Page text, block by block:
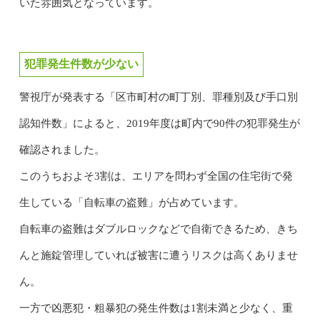
いた雰囲気となっています。
犯罪発生件数が少ない
警視庁が発表する「区市町村の町丁別、罪種別及び手口別
認知件数」によると、2019年度は町内で90件の犯罪発生が
確認されました。
このうちおよそ3割は、エリアを問わず全国の住宅街で発
生している「自転車の盗難」が占めています。
自転車の盗難はダブルロックなどで自衛できるため、きち
んと施錠管理していれば被害に遭うリスクは高くありませ
ん。
一方で凶悪犯・粗暴犯の発生件数は1割未満と少なく、重